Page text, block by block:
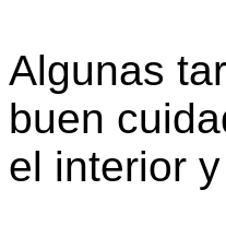
Algunas
buen
el interior